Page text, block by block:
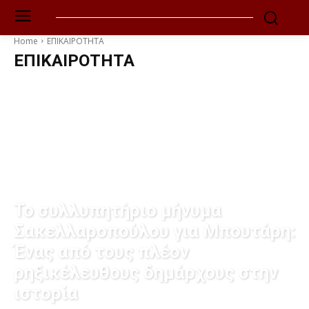
Home ΕΠΙΚΑΙΡΟΤΗΤΑ
ΕΠΙΚΑΙΡΟΤΗΤΑ
Το συλλυπητήριο μήνυμα
Σακελλαροπούλου για Μπουτάρη:
Ένας από τους πλέον
ρηξικέλευθους δημάρχους στην
ιστορία